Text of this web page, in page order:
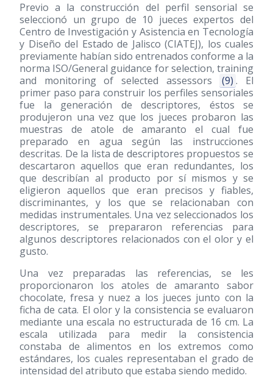
Previo a la construcción del perfil sensorial se
seleccionó un grupo de 10 jueces expertos del
Centro de Investigación y Asistencia en Tecnología
y Diseño del Estado de Jalisco (CIATEJ), los cuales
previamente habían sido entrenados conforme a la
norma ISO/General guidance for selection, training
and monitoring of selected assessors
(9) . El
primer paso para construir los perfiles sensoriales
fue la generación de descriptores, éstos se
produjeron una vez que los jueces probaron las
muestras de atole de amaranto el cual fue
preparado en agua según las instrucciones
descritas. De la lista de descriptores propuestos se
descartaron aquellos que eran redundantes, los
que describían al producto por sí mismos y se
eligieron aquellos que eran precisos y fiables,
discriminantes, y los que se relacionaban con
medidas instrumentales. Una vez seleccionados los
descriptores, se prepararon referencias para
algunos descriptores relacionados con el olor y el
gusto.
Una vez preparadas las referencias, se les
proporcionaron los atoles de amaranto sabor
chocolate, fresa y nuez a los jueces junto con la
ficha de cata. El olor y la consistencia se evaluaron
mediante una escala no estructurada de 16 cm. La
escala utilizada para medir la consistencia
constaba de alimentos en los extremos como
estándares, los cuales representaban el grado de
intensidad del atributo que estaba siendo medido.